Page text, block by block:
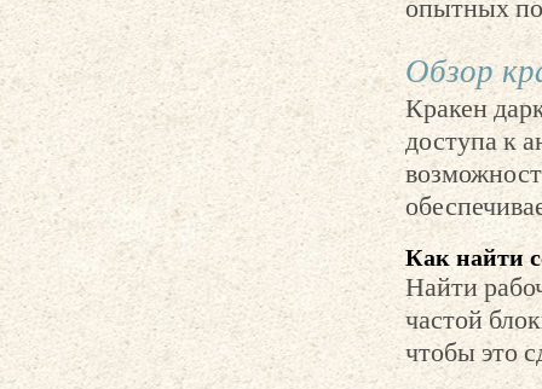
Обзор
Кракен
доступа к
Как найти
Найти
частой
чтобы это